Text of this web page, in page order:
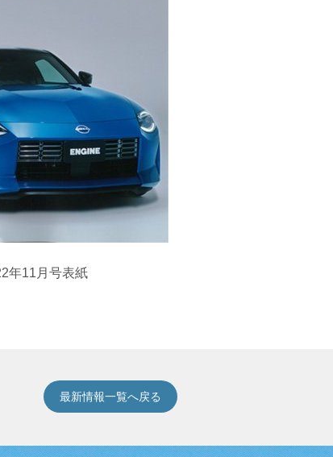
年11 月号表紙
最新情報一覧へ戻る